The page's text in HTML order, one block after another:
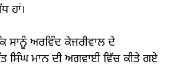
ਹਾਂ।
ਸਾਨੂੰ ਅਰਵਿੰਦ ਕੇਜਰੀਵਾਲ ਦੇ
ਮਾਨ ਦੀ ਅਗਵਾਈ ਵਿੱਚ ਕੀਤੇ ਗਏ